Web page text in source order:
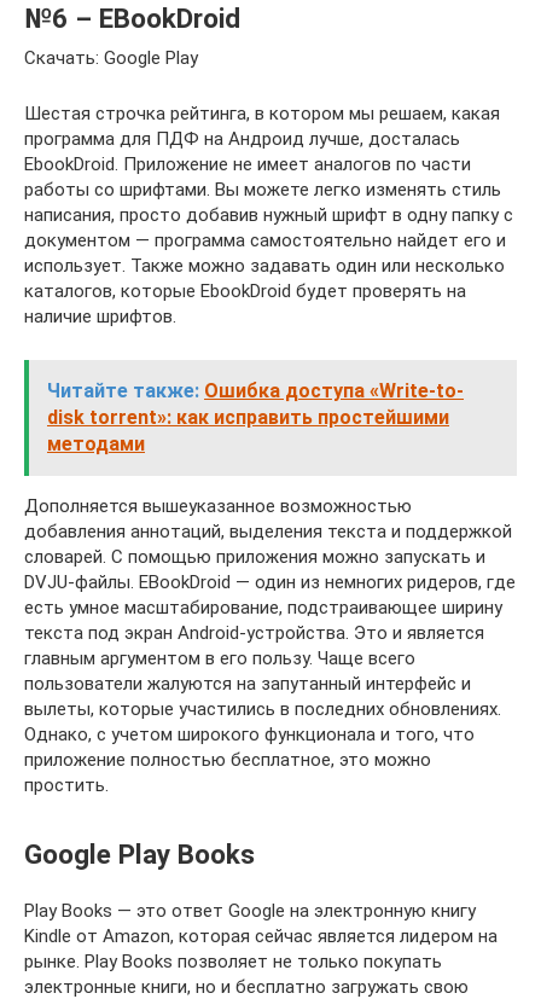
№6 – EBookDroid
Скачать: Google Play
Шестая строчка рейтинга, в котором мы решаем, какая
программа для ПДФ на Андроид лучше, досталась
EbookDroid. Приложение не имеет аналогов по части
работы со шрифтами. Вы можете легко изменять стиль
написания, просто добавив нужный шрифт в одну папку с
документом — программа самостоятельно найдет его и
использует. Также можно задавать один или несколько
каталогов, которые EbookDroid будет проверять на
наличие шрифтов.
Читайте также: Ошибка доступа «Write-to-
disk torrent»: как исправить простейшими
методами
Дополняется вышеуказанное возможностью
добавления аннотаций, выделения текста и поддержкой
словарей. С помощью приложения можно запускать и
DVJU-файлы. EBookDroid — один из немногих ридеров, где
есть умное масштабирование, подстраивающее ширину
текста под экран Android-устройства. Это и является
главным аргументом в его пользу. Чаще всего
пользователи жалуются на запутанный интерфейс и
вылеты, которые участились в последних обновлениях.
Однако, с учетом широкого функционала и того, что
приложение полностью бесплатное, это можно
простить.
Google Play Books
Play Books — это ответ Google на электронную книгу
Kindle от Amazon, которая сейчас является лидером на
рынке. Play Books позволяет не только покупать
электронные книги, но и бесплатно загружать свою